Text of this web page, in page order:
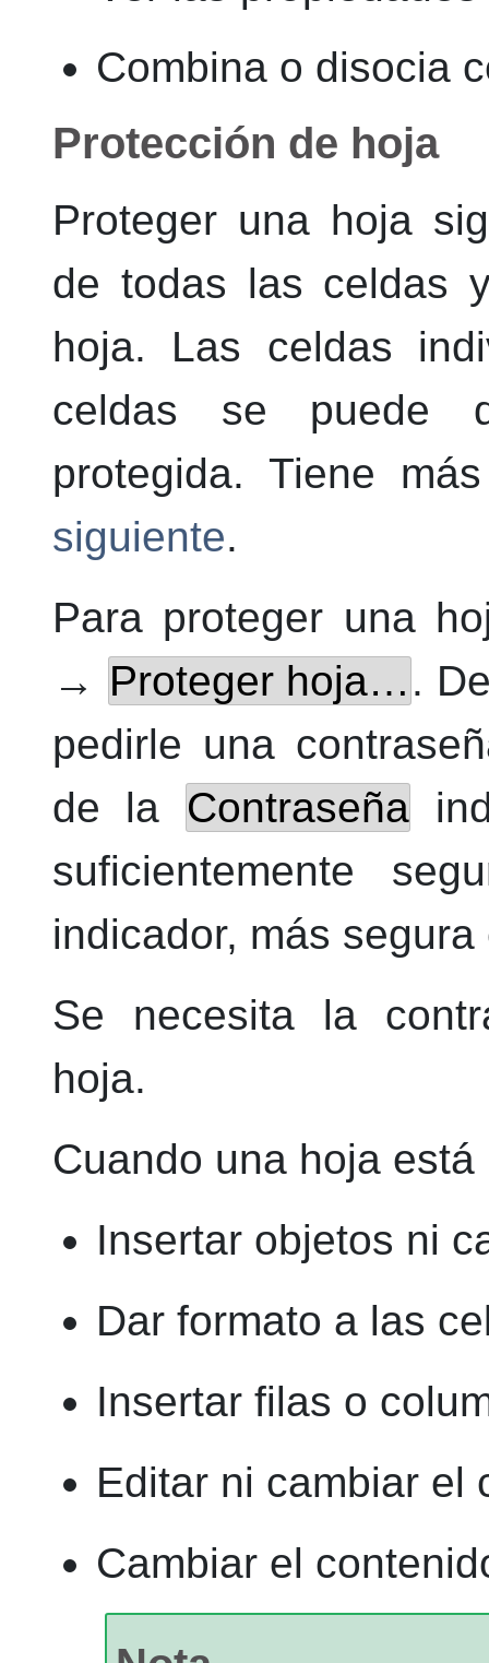
Combina o disocia
Protección de hoja
Proteger una hoja
de todas las celdas
hoja. Las celdas
celdas se puede
protegida. Tiene
siguiente.
Para proteger una
→ Proteger hoja… .
pedirle una
de la Contraseña
suficientemente
indicador, más
Se necesita la
hoja.
Cuando una hoja
Insertar objetos ni
Dar formato a las
Insertar filas o
Editar ni cambiar el
Cambiar el